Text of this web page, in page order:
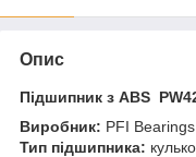
Опис
Підшипник з ABS
Виробник: PFI
Тип підшипника: